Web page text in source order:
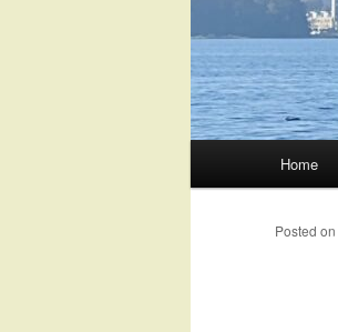
Skip
to
Home
Posted on